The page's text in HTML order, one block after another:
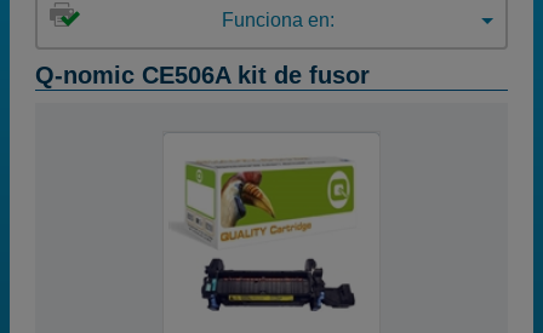
Funciona en:
Q-nomic CE506A kit de fusor